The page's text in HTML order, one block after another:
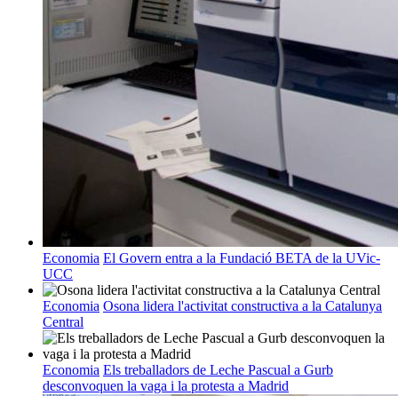
Economia El Govern entra a la Fundació BETA de la UVic-
UCC
Economia Osona lidera l'activitat constructiva a la Catalunya
Central
Economia Els treballadors de Leche Pascual a Gurb
desconvoquen la vaga i la protesta a Madrid